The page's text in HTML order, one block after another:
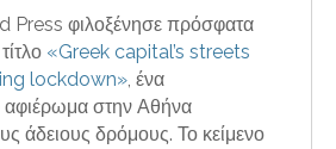
Press φιλοξένησε πρόσφατα
«Greek capital’s streets
lockdown», ένα
στην Αθήνα
άδειους δρόμους. Το κείμενο